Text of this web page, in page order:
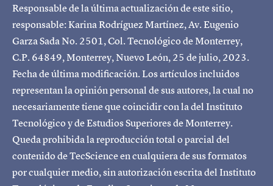
Responsable de la última actualización de este sitio,
responsable: Karina Rodríguez Martínez, Av. Eugenio
Garza Sada No. 2501, Col. Tecnológico de Monterrey,
C.P. 64849, Monterrey, Nuevo León, 25 de julio, 2023.
Fecha de última modificación. Los artículos incluidos
representan la opinión personal de sus autores, la cual no
necesariamente tiene que coincidir con la del Instituto
Tecnológico y de Estudios Superiores de Monterrey.
Queda prohibida la reproducción total o parcial del
contenido de TecScience en cualquiera de sus formatos
por cualquier medio, sin autorización escrita del Instituto